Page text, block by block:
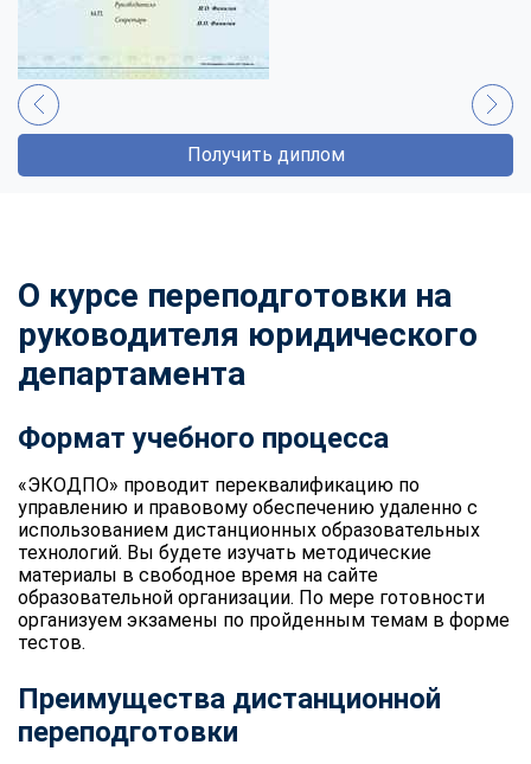
Получить диплом
О курсе переподготовки на
руководителя юридического
департамента
Формат учебного процесса
«ЭКОДПО» проводит переквалификацию по
управлению и правовому обеспечению удаленно с
использованием дистанционных образовательных
технологий. Вы будете изучать методические
материалы в свободное время на сайте
образовательной организации. По мере готовности
организуем экзамены по пройденным темам в форме
тестов.
Преимущества дистанционной
переподготовки